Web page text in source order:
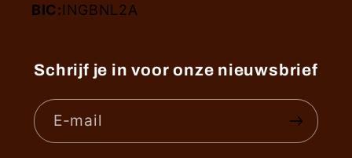
BIC:INGBNL2A
Schrijf je in voor onze nieuwsbrief
E‑mail